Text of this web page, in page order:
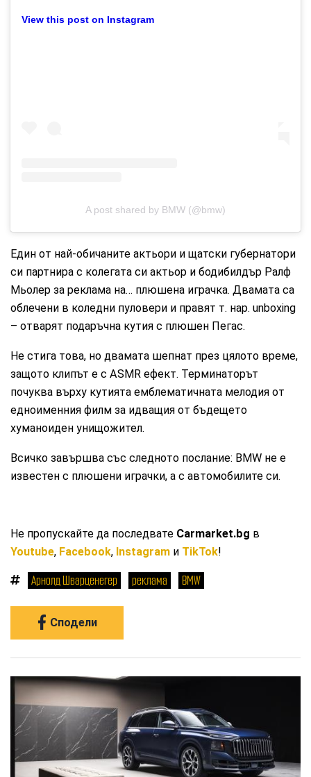
View this post on Instagram
A post shared by BMW (@bmw)
Един от най-обичаните актьори и щатски губернатори
си партнира с колегата си актьор и бодибилдър Ралф
Мьолер за реклама на… плюшена играчка. Двамата са
облечени в коледни пуловери и правят т. нар. unboxing
– отварят подаръчна кутия с плюшен Пегас.
Не стига това, но двамата шепнат през цялото време,
защото клипът е с ASMR ефект. Терминаторът
почуква върху кутията емблематичната мелодия от
едноименния филм за идващия от бъдещето
хуманоиден унищожител.
Всичко завършва със следното послание: BMW не е
известен с плюшени играчки, а с автомобилите си.
Не пропускайте да последвате Carmarket.bg в
Youtube, Facebook, Instagram и TikTok!
Арнолд Шварценегер реклама BMW
Сподели